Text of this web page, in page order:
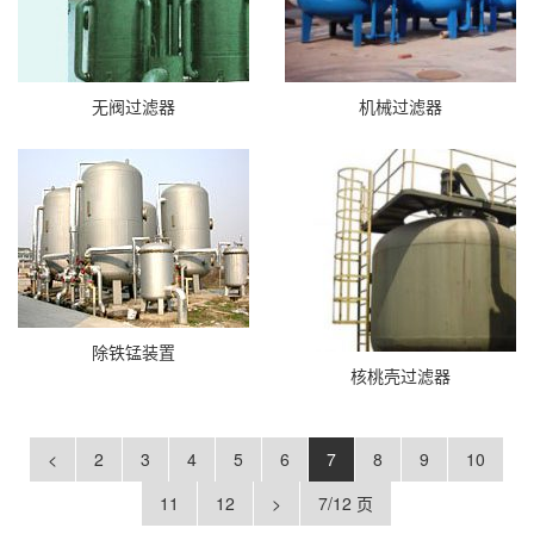
无阀过滤器 机械过滤器
除铁锰装置
核桃壳过滤器
< 2 3 4 5 6 7 8 9
10
11
12 > 7/12 页